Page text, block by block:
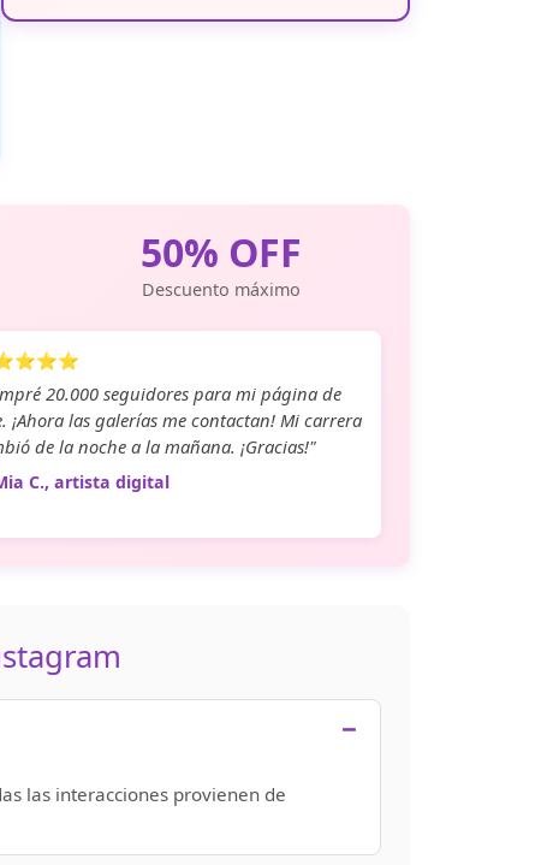
50% OFF
Descuento máximo
20.000 seguidores para mi página de
¡Ahora las galerías me contactan! Mi carrera
de la noche a la mañana. ¡Gracias!"
C., artista digital
las interacciones provienen de